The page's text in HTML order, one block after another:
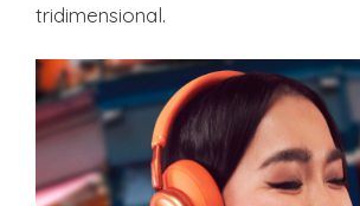
tridimensional.